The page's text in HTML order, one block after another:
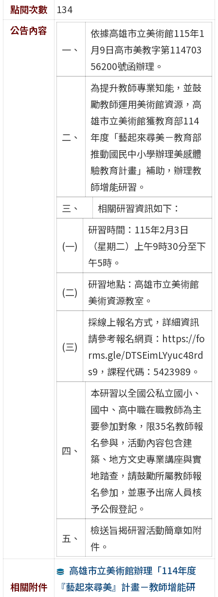
點閱次數
134
公告內容
一、
依據高雄市立美術館115年1
月9日高市美教字第114703
56200號函辦理。
二、
為提升教師專業知能，並鼓
勵教師運用美術館資源，高
雄市立美術館獲教育部114
年度「藝起來尋美－教育部
推動國民中小學辦理美感體
驗教育計畫」補助，辦理教
師增能研習。
三、
相關研習資訊如下：
(一)
研習時間：115年2月3日
（星期二）上午9時30分至下
午5時。
(二)
研習地點：高雄市立美術館
美術資源教室。
(三)
採線上報名方式，詳細資訊
請參考報名網頁：https://fo
rms.gle/DTSEimLYyuc48rd
s9，課程代碼：5423989。
四、
本研習以全國公私立國小、
國中、高中職在職教師為主
要參加對象，限35名教師報
名參與，活動內容包含建
築、地方文史專業講座與實
地踏查，請鼓勵所屬教師報
名參加，並惠予出席人員核
予公假登記。
五、
檢送旨揭研習活動簡章如附
件。
相關附件
高雄市立美術館辦理「114年度
『藝起來尋美』計畫－教師增能研